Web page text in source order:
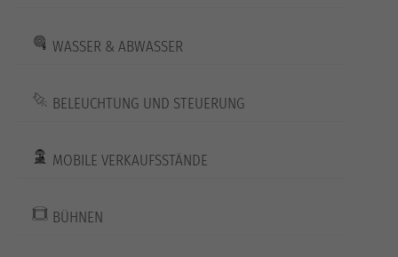
WASSER & ABWASSER
BELEUCHTUNG UND STEUERUNG
MOBILE VERKAUFSSTÄNDE
BÜHNEN